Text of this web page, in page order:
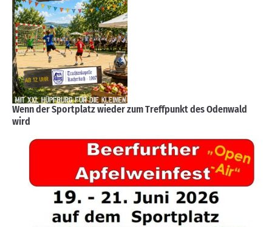
Wenn der Sportplatz wieder zum Treffpunkt des Odenwald
wird